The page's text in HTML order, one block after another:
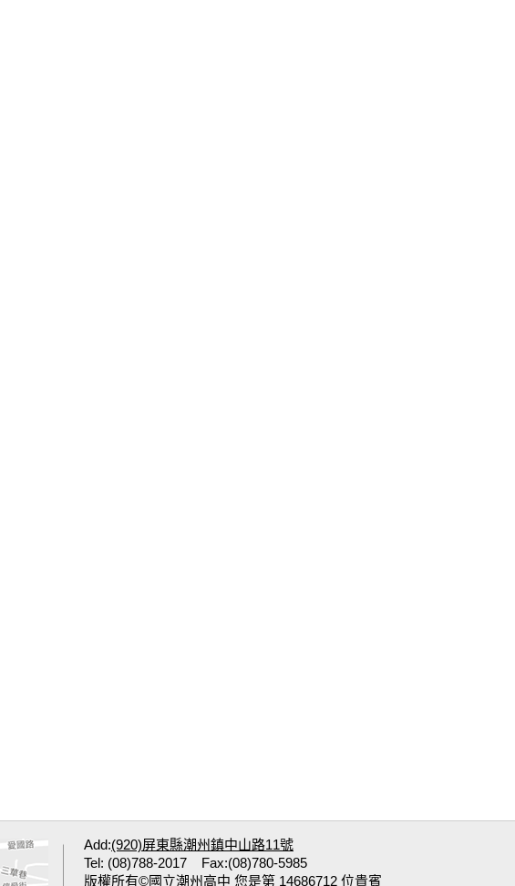
Add:(920)屏東縣潮州鎮中山路11號
Tel: (08)788-2017 Fax:(08)780-5985
版權所有©國立潮州高中 您是第 14686712 位貴賓